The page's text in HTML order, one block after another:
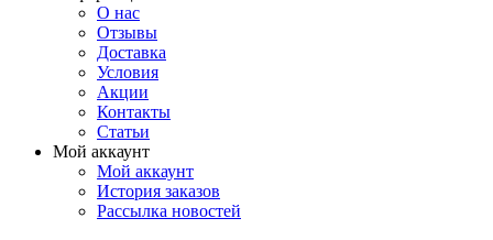
О нас
Отзывы
Доставка
Условия
Aкции
Контакты
Статьи
Мой аккаунт
Мой аккаунт
История заказов
Рассылка новостей